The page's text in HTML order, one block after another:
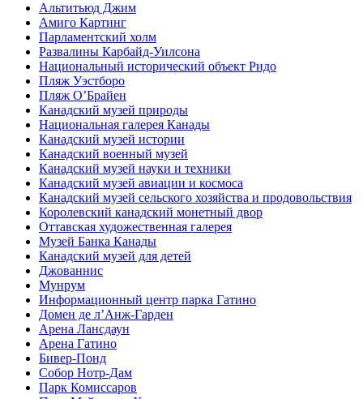
Альтитьюд Джим
Амиго Картинг
Парламентский холм
Развалины Карбайд-Уилсона
Национальный исторический объект Ридо
Пляж Уэстборо
Пляж О’Брайен
Канадский музей природы
Национальная галерея Канады
Канадский музей истории
Канадский военный музей
Канадский музей науки и техники
Канадский музей авиации и космоса
Канадский музей сельского хозяйства и продовольствия
Королевский канадский монетный двор
Оттавская художественная галерея
Музей Банка Канады
Канадский музей для детей
Джованнис
Мунрум
Информационный центр парка Гатино
Домен де л’Анж-Гарден
Арена Лансдаун
Арена Гатино
Бивер-Понд
Собор Нотр-Дам
Парк Комиссаров